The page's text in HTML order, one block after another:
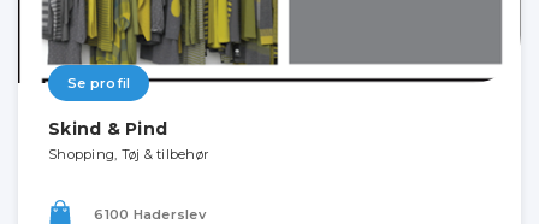
Se profil
Skind & Pind
Shopping, Tøj & tilbehør
6100 Haderslev